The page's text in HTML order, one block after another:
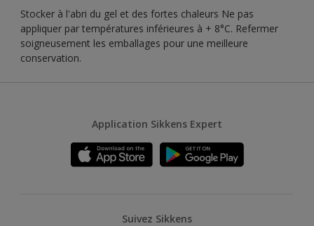
Stocker à l'abri du gel et des fortes chaleurs Ne pas
appliquer par températures inférieures à + 8°C. Refermer
soigneusement les emballages pour une meilleure
conservation.
Application Sikkens Expert
Suivez Sikkens